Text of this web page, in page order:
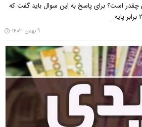
چقدر است؟ برای پاسخ به این سوال باید گفت که
۹ بهمن ۱۴۰۳